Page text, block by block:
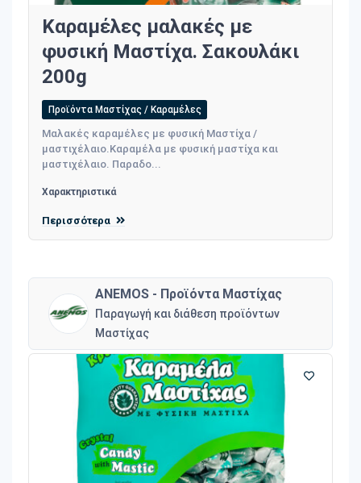
Καραμέλες μαλακές με
φυσική Μαστίχα. Σακουλάκι
200g
Προϊόντα Μαστίχας / Καραμέλες
Μαλακές καραμέλες με φυσική Μαστίχα /
μαστιχέλαιο.Καραμέλα με φυσική μαστίχα και
μαστιχέλαιο. Παραδο...
Χαρακτηριστικά
Περισσότερα
ANEMOS - Προϊόντα Μαστίχας
Παραγωγή και διάθεση προϊόντων
Μαστίχας